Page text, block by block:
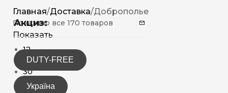
Акциз:
DUTY-FREE
Україна
Главная/Доставка/Доброполье
Показано все 170 товаров
Показать
12
15
30